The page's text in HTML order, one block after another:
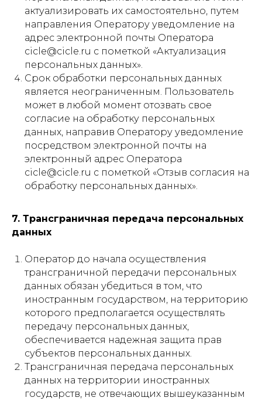
актуализировать их самостоятельно, путем
направления Оператору уведомление на
адрес электронной почты Оператора
cicle@cicle.ru с пометкой «Актуализация
персональных данных».
Срок обработки персональных данных
является неограниченным. Пользователь
может в любой момент отозвать свое
согласие на обработку персональных
данных, направив Оператору уведомление
посредством электронной почты на
электронный адрес Оператора
cicle@cicle.ru с пометкой «Отзыв согласия на
обработку персональных данных».
7. Трансграничная передача персональных
данных
Оператор до начала осуществления
трансграничной передачи персональных
данных обязан убедиться в том, что
иностранным государством, на территорию
которого предполагается осуществлять
передачу персональных данных,
обеспечивается надежная защита прав
субъектов персональных данных.
Трансграничная передача персональных
данных на территории иностранных
государств, не отвечающих вышеуказанным